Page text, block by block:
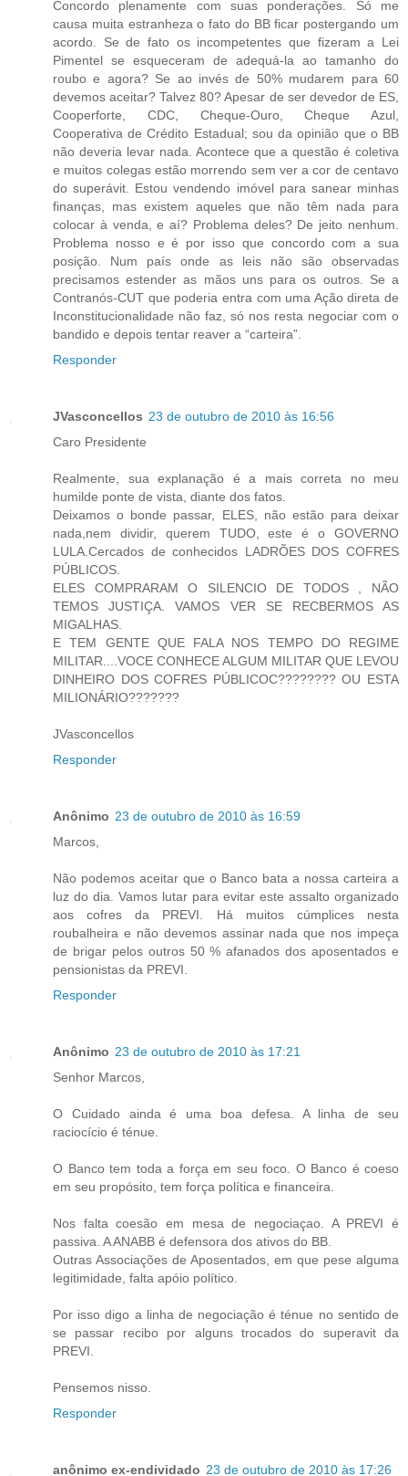
Concordo plenamente com suas ponderações. Só me
causa muita estranheza o fato do BB ficar postergando um
acordo. Se de fato os incompetentes que fizeram a Lei
Pimentel se esqueceram de adequá-la ao tamanho do
roubo e agora? Se ao invés de 50% mudarem para 60
devemos aceitar? Talvez 80? Apesar de ser devedor de ES,
Cooperforte, CDC, Cheque-Ouro, Cheque Azul,
Cooperativa de Crédito Estadual; sou da opinião que o BB
não deveria levar nada. Acontece que a questão é coletiva
e muitos colegas estão morrendo sem ver a cor de centavo
do superávit. Estou vendendo imóvel para sanear minhas
finanças, mas existem aqueles que não têm nada para
colocar à venda, e aí? Problema deles? De jeito nenhum.
Problema nosso e é por isso que concordo com a sua
posição. Num país onde as leis não são observadas
precisamos estender as mãos uns para os outros. Se a
Contranós-CUT que poderia entra com uma Ação direta de
Inconstitucionalidade não faz, só nos resta negociar com o
bandido e depois tentar reaver a “carteira”.
Responder
JVasconcellos 23 de outubro de 2010 às 16:56
Caro Presidente
Realmente, sua explanação é a mais correta no meu
humilde ponte de vista, diante dos fatos.
Deixamos o bonde passar, ELES, não estão para deixar
nada,nem dividir, querem TUDO, este é o GOVERNO
LULA.Cercados de conhecidos LADRÕES DOS COFRES
PÚBLICOS.
ELES COMPRARAM O SILENCIO DE TODOS , NÃO
TEMOS JUSTIÇA. VAMOS VER SE RECBERMOS AS
MIGALHAS.
E TEM GENTE QUE FALA NOS TEMPO DO REGIME
MILITAR....VOCE CONHECE ALGUM MILITAR QUE LEVOU
DINHEIRO DOS COFRES PÚBLICOC???????? OU ESTA
MILIONÁRIO???????
JVasconcellos
Responder
Anônimo 23 de outubro de 2010 às 16:59
Marcos,
Não podemos aceitar que o Banco bata a nossa carteira a
luz do dia. Vamos lutar para evitar este assalto organizado
aos cofres da PREVI. Há muitos cúmplices nesta
roubalheira e não devemos assinar nada que nos impeça
de brigar pelos outros 50 % afanados dos aposentados e
pensionistas da PREVI.
Responder
Anônimo 23 de outubro de 2010 às 17:21
Senhor Marcos,
O Cuidado ainda é uma boa defesa. A linha de seu
raciocício é ténue.
O Banco tem toda a força em seu foco. O Banco é coeso
em seu propósito, tem força política e financeira.
Nos falta coesão em mesa de negociaçao. A PREVI é
passiva. A ANABB é defensora dos ativos do BB.
Outras Associações de Aposentados, em que pese alguma
legitimidade, falta apóio político.
Por isso digo a linha de negociação é ténue no sentido de
se passar recibo por alguns trocados do superavit da
PREVI.
Pensemos nisso.
Responder
anônimo ex-endividado 23 de outubro de 2010 às 17:26